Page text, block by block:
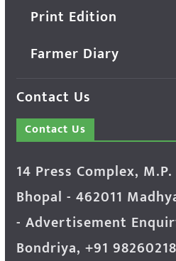
Print Edition
Farmer Diary
Contact Us
Contact Us
14 Press Complex,
Bhopal - 462011
- Advertisement
Bondriya, +91